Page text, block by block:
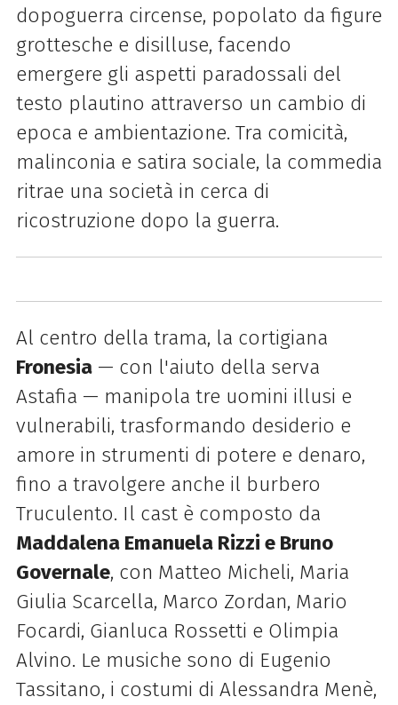
dopoguerra circense, popolato da figure
grottesche e disilluse, facendo
emergere gli aspetti paradossali del
testo plautino attraverso un cambio di
epoca e ambientazione. Tra comicità,
malinconia e satira sociale, la commedia
ritrae una società in cerca di
ricostruzione dopo la guerra.
Al centro della trama, la cortigiana
Fronesia— con l'aiuto della serva
Astafia — manipola tre uomini illusi e
vulnerabili, trasformando desiderio e
amore in strumenti di potere e denaro,
fino a travolgere anche il burbero
Truculento. Il cast è composto da
Maddalena Emanuela Rizzi e Bruno
Governale, con Matteo Micheli, Maria
Giulia Scarcella, Marco Zordan, Mario
Focardi, Gianluca Rossetti e Olimpia
Alvino. Le musiche sono di Eugenio
Tassitano, i costumi di Alessandra Menè,